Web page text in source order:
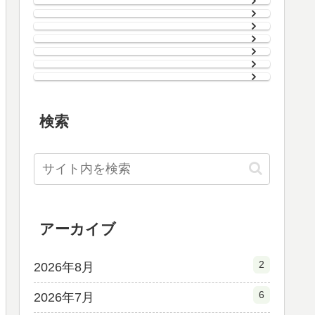
検索
アーカイブ
2026年8月 2
2026年7月 6